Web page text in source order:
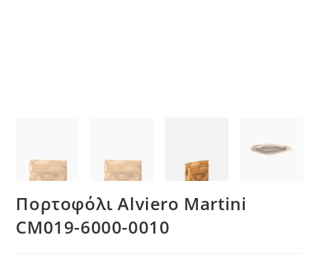
Πορτοφόλι Alviero Martini
CM019-6000-0010